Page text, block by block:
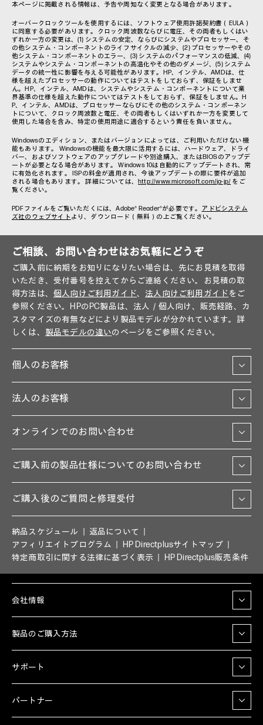
本ページに掲載される情報は、予告や周知なく変更となる場合があります。
オーバークロックツールを使用するには、ソフトウェア使用許諾契約書（EULA）
に同意する必要があります。クロック周波数ならびに電圧、その両者もしくはい
ずれか一方の変更は、(1) システムの安定、ならびにシステムやプロセッサー、そ
の他システム・コンポーネントのライフサイクルの減少、(2) プロセッサーやその
他システム・コンポーネントのエラー、(3) システムのパフォーマンスの低減、(4)
システムやシステム・コンポーネントの高温化やその他のダメージ、(5) システム
データの統一性に影響を与える可能性があります。HP、インテル、AMDは、仕
様を超えたプロセッサーの動作についてはテストをしておらず、保証をしませ
ん。HP、インテル、AMDは、システムやシステム・コンポーネントについて業
界基準の仕様を超えた動作についてはテストをしておらず、保証をしません。H
P、インテル、AMDは、プロセッサーならびにその他のシステム・コンポーネン
トについて、クロック周波数と電圧、その両者もしくはいずれか一方を変更して
使用した場合を含み、特定の使用用途に適合するという責任を負いません。
Windowsのエディション、またはバージョンによっては、ご利用いただけない機
能もあります。 Windowsの機能を最大限に活用するには、ハードウェア、ドライ
バー、およびソフトウェアのアップグレードや別途購入、またはBIOSのアップデ
ートが必要となる場合があります。 Windows 10は自動的にアップデートされ、常
に有効化されます。 ISPの料金が適用され、今後アップデートの際に要件が追加
される場合もあります。 詳細については、 http://www.microsoft.com/ja-jp/ をご
覧ください。
PDFファイルをご覧いただくには、Adobe® Reader®が必要です。 アドビシステム
ズ社のウェブサイト より、ダウンロード（無料）の上ご覧ください。
ご相談、お問い合わせはお気軽にどうぞ
ご購入前に納期をお知りになりたい場合は、先にお見積を取得
いただき、受付番号を控えてからご連絡ください。お見積の取
得方法は、 個人向けご利用ガイド、 法人向けご利用ガイドをご
参照ください。HPのPC製品は、法人／個人向け、販売経路、カ
スタマイズの有無などにより製品モデルが分かれています。詳
しくは、 製品モデルの違いのページをご参照ください。
個人のお客様
法人のお客様
オンラインでのお問い合わせ
ご購入前の製品仕様についてのお問い合わせ
ご購入後のご質問と修理受付
納品スケジュール
返品について
アフィリエイトプログラム
HP Directplusサイトマップ
特定商取引に関する法律に基づく表示
HP Directplus販売条件
会社情報
製品のご購入方法
サポート
パートナー